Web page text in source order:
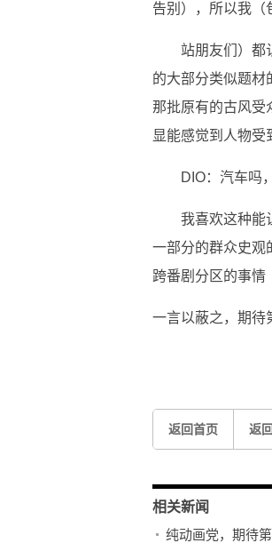
告别），所以我（
站朋友们）都
的大部分类似题材
那批原有的古风受
显能感觉到人物受
DIO：汽车吗
我喜欢这种能
一部分的群众史观
跨番剧分区的事情
一言以蔽之，期待
返回首页 返
相关新闻
纯动画党，期待